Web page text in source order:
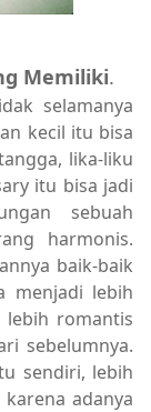
Memiliki.
selamanya
kecil itu bisa
lika-liku
itu bisa jadi
sebuah
harmonis.
baik-baik
menjadi lebih
lebih romantis
sebelumnya.
sendiri, lebih
adanya